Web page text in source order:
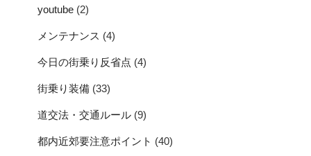
youtube (2)
メンテナンス (4)
今日の街乗り反省点 (4)
街乗り装備 (33)
道交法・交通ルール (9)
都内近郊要注意ポイント (40)